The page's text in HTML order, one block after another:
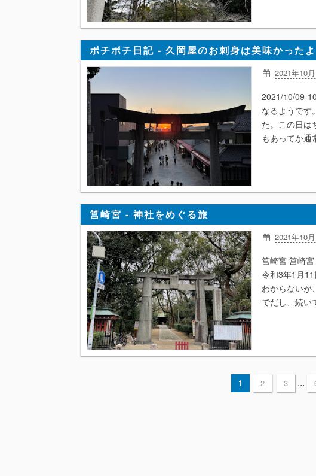
ボチボチ日記 - 久岡屋のお刺身は美味かったよ
2021年10
2021/10/09-
なるようです
た。この日は
もあってか
筥崎宮 - 神社をめぐる旅
2021年10
筥崎宮 筥崎
令和3年1月
わからないが
でだし、続
1 2 3 ...